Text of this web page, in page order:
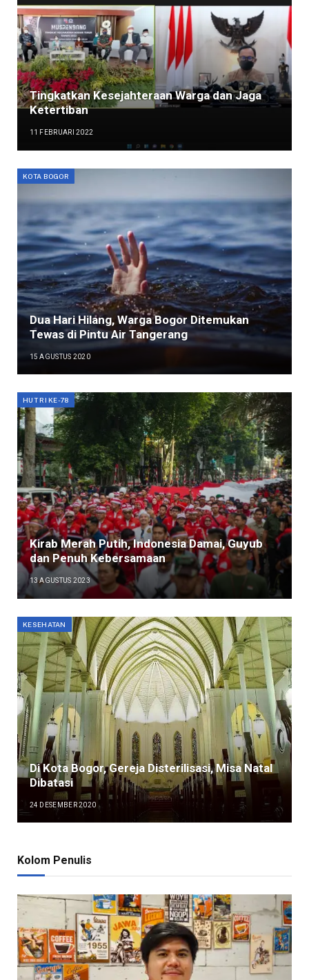
Tingkatkan Kesejahteraan Warga dan Jaga
Ketertiban
11 FEBRUARI 2022
KOTA BOGOR
Dua Hari Hilang, Warga Bogor Ditemukan
Tewas di Pintu Air Tangerang
15 AGUSTUS 2020
HUT RI KE-78
Kirab Merah Putih, Indonesia Damai, Guyub
dan Penuh Kebersamaan
13 AGUSTUS 2023
KESEHATAN
Di Kota Bogor, Gereja Disterilisasi, Misa Natal
Dibatasi
24 DESEMBER 2020
Kolom Penulis